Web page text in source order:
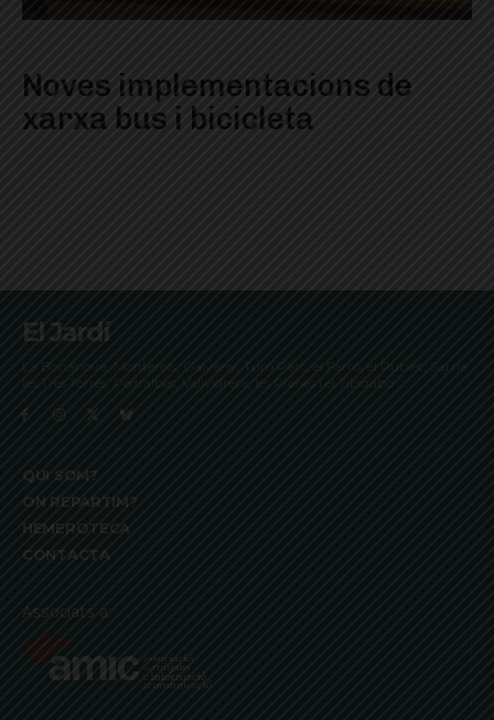
Noves implementacions de
xarxa bus i bicicleta
El Jardí
La Bonanova, Monterols, Galvany, Turó Parc, el Farró, el Putxet, Sarrià,
les Tres Torres, Pedralbes, Vallvidrera, les Planes i el Tibidabo
QUI SOM?
ON REPARTIM?
HEMEROTECA
CONTACTA
Associats a: